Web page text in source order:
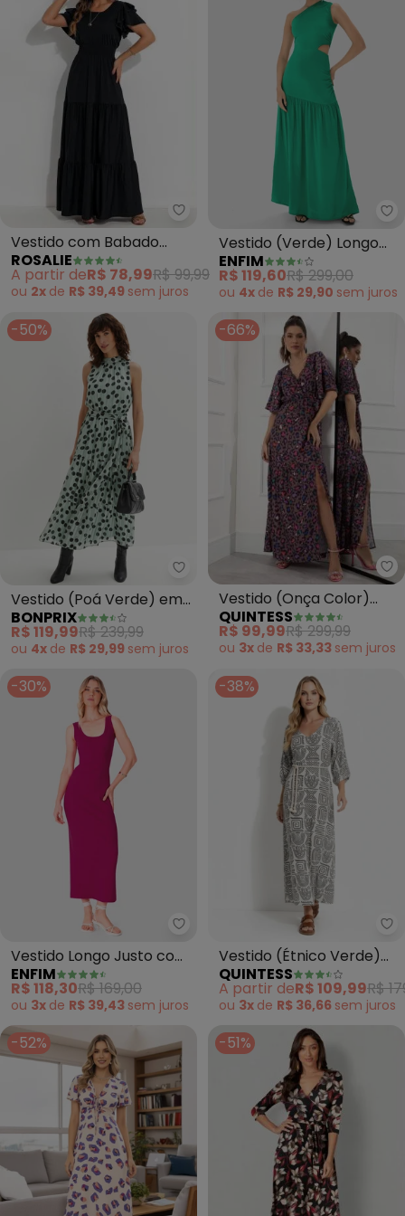
Rosalie - Vestido com Babado
Vestido com Babado
(Preto)
ROSALIE
A partir deR$ 78,99R$ 99,99
ou 2x de R$ 39,49 sem juros
Vestido (Verde) Longo
Assimétrico
ENFIM
R$ 119,60R$ 299,00
ou 4x de R$ 29,90 sem juros
-50%
bonprix - Vestido (Poá Verde)
Vestido (Poá Verde) em
Crepe Plano
BONPRIX
R$ 119,99R$ 239,99
ou 4x de R$ 29,99 sem juros
-66%
Vestido (Onça Color)
com Fenda
QUINTESS
R$ 99,99R$ 299,99
ou 3x de R$ 33,33 sem juros
-30%
Enfim - Vestido Longo Justo
Vestido Longo Justo com
Fenda (Fúcsia)
ENFIM
R$ 118,30R$ 169,00
ou 3x de R$ 39,43 sem juros
-38%
Vestido (Étnico Verde)
em Malha de Viscose
QUINTESS
A partir deR$ 109,99R$
ou 3x de R$ 36,66 sem juros
-52% -51%